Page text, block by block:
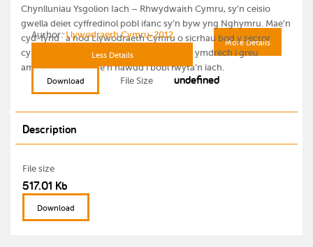
Chynlluniau Ysgolion Iach – Rhwydwaith Cymru, sy’n ceisio
gwella deiet cyffredinol pobl ifanc sy’n byw yng Nghymru. Mae’n
cyd-fynd ˆa nod Llywodraeth Cymru o sicrhau bod y sector
cyhoeddus yn esiampl o arferion da yn yr ymdrech i greu
amgylchedd lle mae’n hawdd i bobl fwyta’n iach.
More Details
Author:Llywodraeth Cymru, 2012
Less Details
Download File Size undefined
Description
File size
517.01 Kb
Download